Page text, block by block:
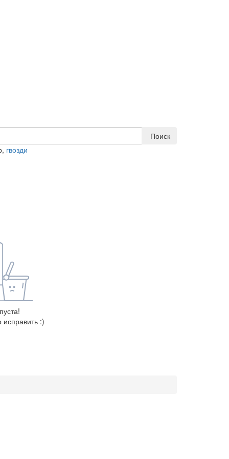
Поиск
гвозди
исправить :)